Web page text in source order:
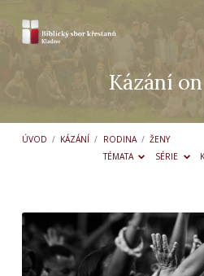
Kázání
ÚVOD / KÁZÁNÍ / RODINA / ŽENY
TÉMATA
SÉRIE
Kázání
on
Ženy